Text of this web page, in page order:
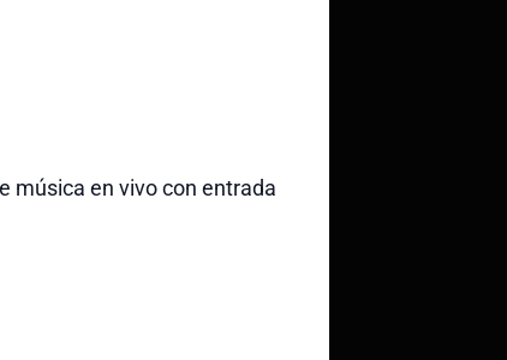
música en vivo con entrada